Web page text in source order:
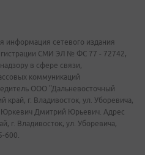
информация сетевого издания
СМИ ЭЛ № ФС 77 - 72742,
в сфере связи,
коммуникаций
ООО "Дальневосточный
г. Владивосток, ул. Уборевича,
Юркевич Дмитрий Юрьевич. Адрес
г. Владивосток, ул. Уборевича,
600.